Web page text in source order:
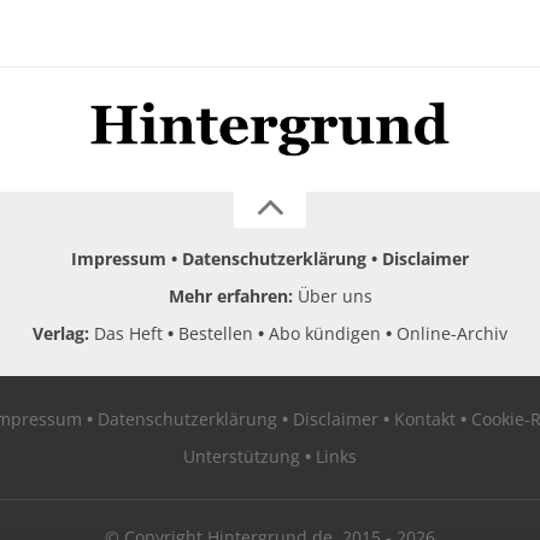
Impressum Datenschutzerklärung
Disclaimer
Mehr erfahren: Über uns
Verlag: Das Heft Bestellen Abo kündigen Online-Archiv
Datenschutzerklärung Disclaimer Kontakt
Cookie-
Unterstützung
Links